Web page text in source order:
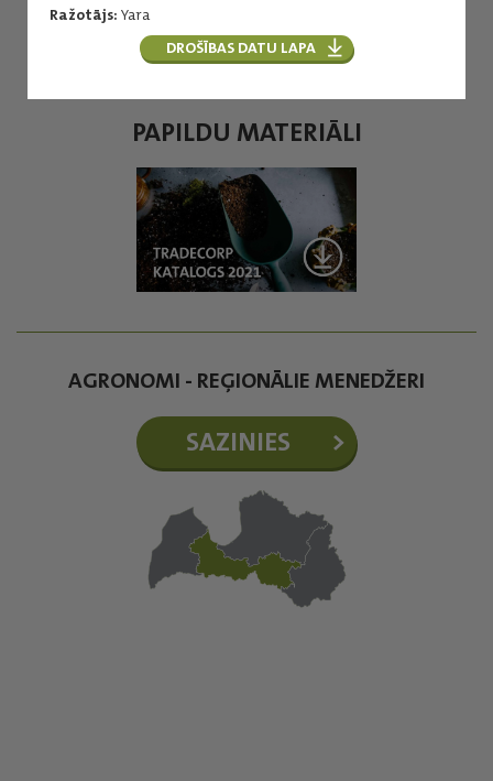
Ražotājs: Yara
DROŠĪBAS DATU LAPA
(+371) 29157555
aiga.tillere@balticagrolv.com
PAPILDU MATERIĀLI
AGRONOMI - REĢIONĀLIE MENEDŽERI
SAZINIES